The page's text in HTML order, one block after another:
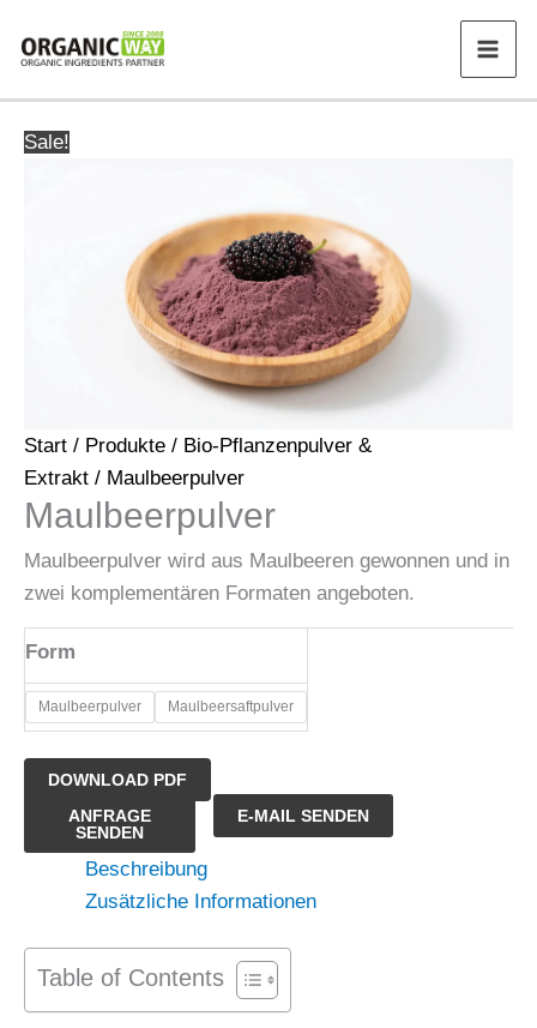
Inhalt
Sale!
Start / Produkte / Bio-Pflanzenpulver &
Extrakt / Maulbeerpulver
Maulbeerpulver
Maulbeerpulver wird aus Maulbeeren gewonnen und in
zwei komplementären Formaten angeboten.
Form
Maulbeerpulver Maulbeersaftpulver
DOWNLOAD PDF
Maulbeerpulver
Menge
ANFRAGE
SENDEN
E-MAIL SENDEN
Beschreibung
Zusätzliche Informationen
Table of Contents